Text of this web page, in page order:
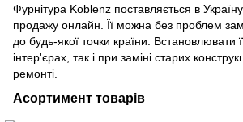
Фурнітура Koblenz поставляється в
продажу онлайн. Її можна без проблем
до будь-якої точки країни. Встановлювати
інтер'єрах, так і при заміні старих
ремонті.
Асортимент товарів